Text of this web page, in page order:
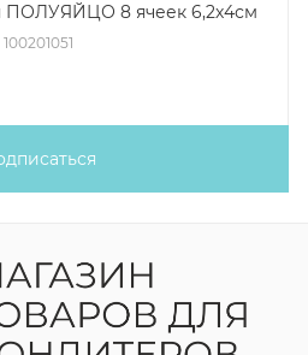
ПОЛУЯЙЦО 8 ячеек 6,2х4см